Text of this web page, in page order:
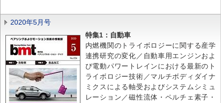
2020年5月号
特集1：自動車
内燃機関のトライボロジーに関する産学
連携研究の変化／自動車用エンジンおよ
び電動パワートレインにおける最新のト
ライボロジー技術／マルチボディダイナ
ミクスによる軸受およびシステムシミュ
レーション／磁性流体・ペルチェ素子・